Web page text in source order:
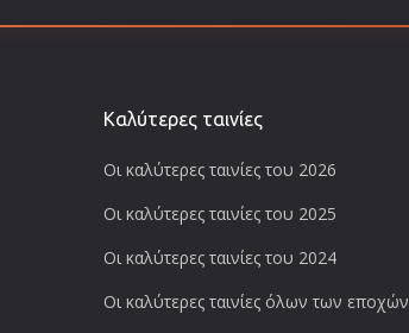
Καλύτερες ταινίες
Οι καλύτερες ταινίες του 2026
Οι καλύτερες ταινίες του 2025
Οι καλύτερες ταινίες του 2024
Οι καλύτερες ταινίες όλων των εποχών